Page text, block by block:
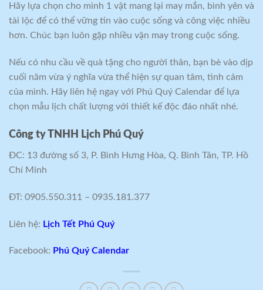
Hãy lựa chọn cho mình 1 vật mang lại may mắn, bình yên và
tài lộc để có thể vững tin vào cuộc sống và công việc nhiều
hơn. Chúc bạn luôn gặp nhiều vận may trong cuộc sống.
Nếu có nhu cầu về quà tặng cho người thân, bạn bè vào dịp
cuối năm vừa ý nghĩa vừa thể hiện sự quan tâm, tình cảm
của mình. Hãy liên hệ ngay với Phú Quý Calendar để lựa
chọn mẫu lịch chất lượng với thiết kế độc đáo nhất nhé.
Công ty TNHH Lịch Phú Quý
ĐC: 13 đường số 3, P. Bình Hưng Hòa, Q. Bình Tân, TP. Hồ
Chí Minh
ĐT: 0905.550.311 – 0935.181.377
Liên hệ: Lịch Tết Phú Quý
Facebook: Phú Quý Calendar